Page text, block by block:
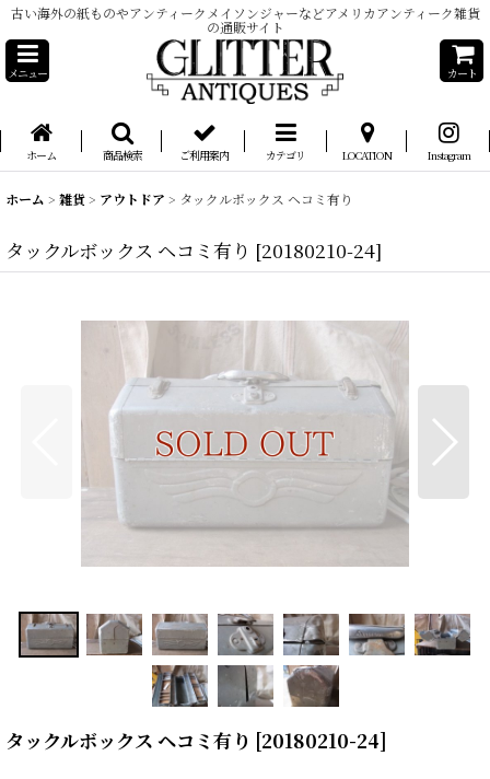
古い海外の紙ものやアンティークメイソンジャーなどアメリカアンティーク雑貨
の通販サイト
メニュー カート
ホーム 商品検索 ご利用案内 カテゴリ LOCATION Instagram
ホーム > 雑貨> アウトドア > タックルボックス ヘコミ有り
タックルボックス ヘコミ有り [20180210-24]
タックルボックス ヘコミ有り [20180210-24]